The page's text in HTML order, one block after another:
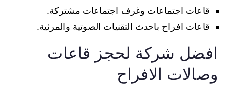
قاعات اجتماعات وغرف اجتماعات مشتركة.
قاعات افراح باحدث التقنيات الصوتية والمرئية.
افضل شركة لحجز قاعات
وصالات الافراح